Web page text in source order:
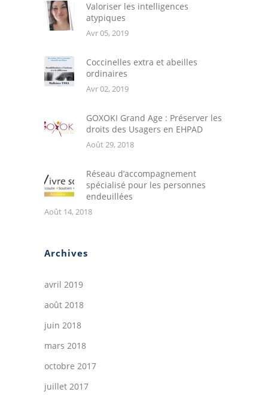
Valoriser les intelligences
atypiques
Avr 05, 2019
Coccinelles extra et abeilles
ordinaires
Avr 02, 2019
GOXOKI Grand Age : Préserver les
droits des Usagers en EHPAD
Août 29, 2018
Réseau d’accompagnement
spécialisé pour les personnes
endeuillées
Août 14, 2018
Archives
avril 2019
août 2018
juin 2018
mars 2018
octobre 2017
juillet 2017